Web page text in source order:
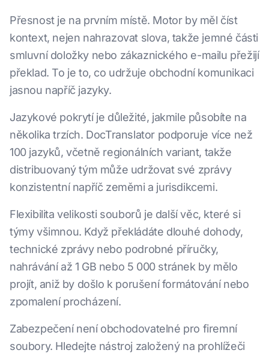
Přesnost je na prvním místě. Motor by měl číst
kontext, nejen nahrazovat slova, takže jemné části
smluvní doložky nebo zákaznického e-mailu přežijí
překlad. To je to, co udržuje obchodní komunikaci
jasnou napříč jazyky.
Jazykové pokrytí je důležité, jakmile působíte na
několika trzích. DocTranslator podporuje více než
100 jazyků, včetně regionálních variant, takže
distribuovaný tým může udržovat své zprávy
konzistentní napříč zeměmi a jurisdikcemi.
Flexibilita velikosti souborů je další věc, které si
týmy všimnou. Když překládáte dlouhé dohody,
technické zprávy nebo podrobné příručky,
nahrávání až 1 GB nebo 5 000 stránek by mělo
projít, aniž by došlo k porušení formátování nebo
zpomalení procházení.
Zabezpečení není obchodovatelné pro firemní
soubory. Hledejte nástroj založený na prohlížeči